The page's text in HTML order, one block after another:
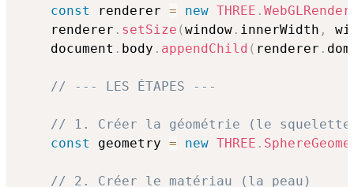
const
renderer = new THREE .
    renderer
. setSize (window . innerWidth ,
    document
. body . appendChild ( renderer .
// --- LES ÉTAPES ---
// 1. Créer la géométrie (le
const
geometry = new THREE .
// 2. Créer le matériau (la peau)